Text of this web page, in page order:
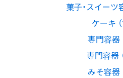
菓子・スイーツ
ケーキ （
専門容器
専門容器
みそ容器